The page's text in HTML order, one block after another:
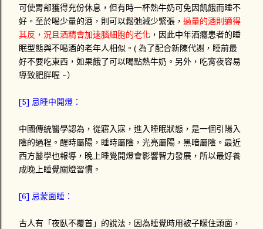
可使胃部獲得充份休息，但有時一杯熱牛奶可免因飢餓而睡不
好。至於喝少量的酒，則可以鬆弛減少緊張， 過量的酒則適得
其反，況且酒精會加速腦細胞的老化 ，因此中年酒癮患者的睡
眠型態與不喝酒的老年人相似。( 為了配合新陳代謝，睡前最
好不要吃東西，如果餓了可以喝點熱牛奶。另外，吃宵夜容易
導致肥胖喔 ~）
[5] 忌睡中開燈：
中國傳統醫學認為，從寤入寐，進入睡眠狀態，是一個引陽入
陰的過程。醒時屬陽，睡時屬陰，光亮屬陽，黑暗屬陰。最近
西方醫學也報導，晚上睡覺開燈會影響智力發展，所以最好養
成晚上睡覺關燈習慣。
[6] 忌蒙面睡：
古人有「夜臥不覆首」的說法，因為睡覺時用被子矇住頭面，